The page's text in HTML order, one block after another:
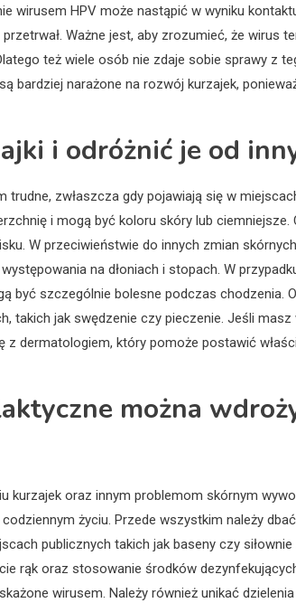
wirusem HPV może nastąpić w wyniku
Ważne jest, aby zrozumieć, że wirus
też wiele osób nie zdaje sobie sprawy z
bardziej narażone na rozwój kurzajek,
i odróżnić je od
zwłaszcza gdy pojawiają się w
i mogą być koloru skóry lub ciemniejsze.
W przeciwieństwie do innych zmian
na dłoniach i stopach. W
być szczególnie bolesne podczas chodzenia.
takich jak swędzenie czy pieczenie. Jeśli
dermatologiem, który pomoże postawić
można
kurzajek oraz innym problemom skórnym
życiu. Przede wszystkim należy
publicznych takich jak baseny czy
rąk oraz stosowanie środków
wirusem. Należy również unikać